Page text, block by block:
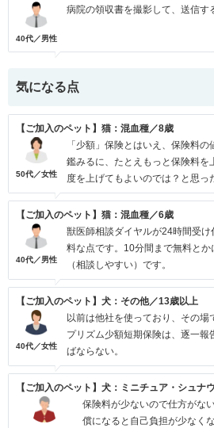
40代／男性
病院の領収書を撮影して、送信す
気になる点
【ご加入のペット】猫：混血種／8歳
50代／女性
「少額」保険とはいえ、保険料
鑑みるに、たとえもっと保険料を
度を上げてもよいのでは？と思っ
【ご加入のペット】猫：混血種／6歳
40代／男性
獣医師相談ダイヤルが24時間受
料な点です。10分間まで無料と
（相談しやすい）です。
【ご加入のペット】犬：その他／13歳以上
40代／女性
以前は他社を使っており、その
プリズム少額短期保険は、逐一
ばならない。
【ご加入のペット】犬：ミニチュア・シュナ
保険料が少ないので仕方がな
償になると自己負担が少なく